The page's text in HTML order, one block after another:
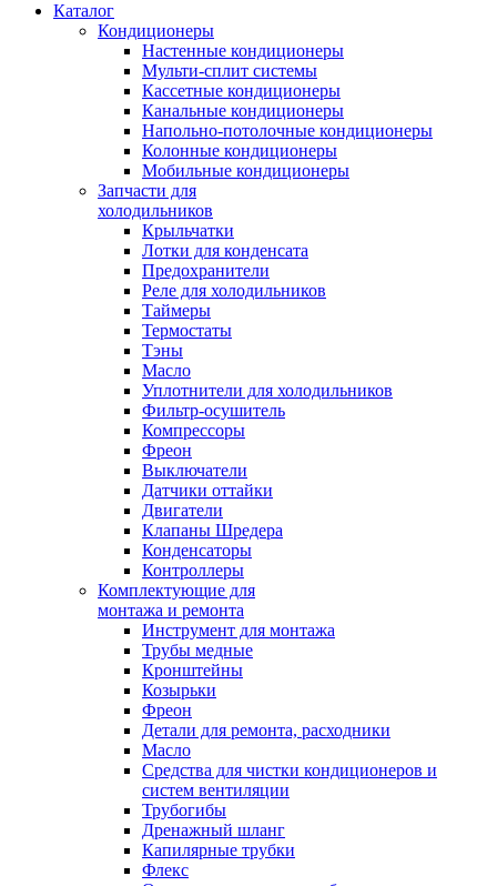
Каталог
Кондиционеры
Настенные кондиционеры
Мульти-сплит системы
Кассетные кондиционеры
Канальные кондиционеры
Напольно-потолочные кондиционеры
Колонные кондиционеры
Мобильные кондиционеры
Запчасти для
холодильников
Крыльчатки
Лотки для конденсата
Предохранители
Реле для холодильников
Таймеры
Термостаты
Тэны
Масло
Уплотнители для холодильников
Фильтр-осушитель
Компрессоры
Фреон
Выключатели
Датчики оттайки
Двигатели
Клапаны Шредера
Конденсаторы
Контроллеры
Комплектующие для
монтажа и ремонта
Инструмент для монтажа
Трубы медные
Кронштейны
Козырьки
Фреон
Детали для ремонта, расходники
Масло
Средства для чистки кондиционеров и
систем вентиляции
Трубогибы
Дренажный шланг
Капилярные трубки
Флекс